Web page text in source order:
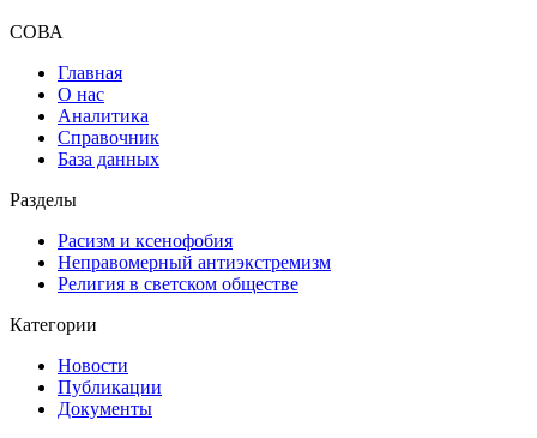
СОВА
Главная
О нас
Аналитика
Справочник
База данных
Разделы
Расизм и ксенофобия
Неправомерный антиэкстремизм
Религия в светском обществе
Категории
Новости
Публикации
Документы